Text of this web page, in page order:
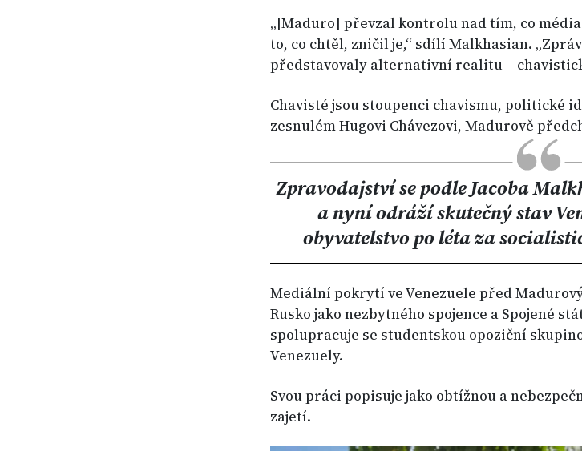
„[Maduro] převzal kontrolu nad tím, co
to, co chtěl, zničil je,“ sdílí Malkhasian.
představovaly alternativní realitu –
Chavisté jsou stoupenci chavismu, politické
zesnulém Hugovi Chávezovi, Madurově
Zpravodajství se podle Jacoba
a nyní odráží skutečný stav
obyvatelstvo po léta za
Mediální pokrytí ve Venezuele před
Rusko jako nezbytného spojence a Spojené
spolupracuje se studentskou opoziční
Venezuely.
Svou práci popisuje jako obtížnou a
zajetí.